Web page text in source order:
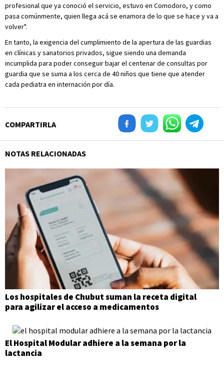
profesional que ya conoció el servicio, estuvo en Comodoro, y como
pasa comúnmente, quien llega acá se enamora de lo que se hace y va a
volver".
En tanto, la exigencia del cumplimiento de la apertura de las guardias
en clínicas y sanatorios privados, sigue siendo una demanda
incumplida para poder conseguir bajar el centenar de consultas por
guardia que se suma a los cerca de 40 niños que tiene que atender
cada pediatra en internación por día.
COMPARTIRLA
NOTAS RELACIONADAS
Los hospitales de Chubut suman la receta digital
para agilizar el acceso a medicamentos
El Hospital Modular adhiere a la semana por la
lactancia